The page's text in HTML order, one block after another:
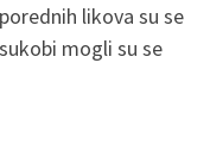
likova su se
mogli su se